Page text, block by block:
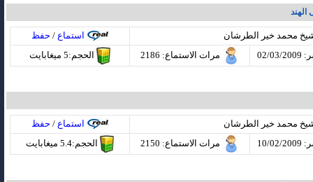
الهند
استماع / حفظ
محمد خير الطرشان
الحجم:5 ميغابايت
مرات الاستماع: 2186
استماع / حفظ
محمد خير الطرشان
الحجم:5.4 ميغابايت
مرات الاستماع: 2150